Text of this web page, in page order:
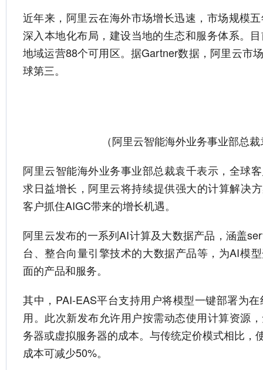
近年来，阿里云在海外市场增长迅速，市场规模
深入本地化布局，建设当地的生态和服务体系。
地域运营88个可用区。据Gartner数据，阿里云市
球第三。
（阿里云智能海外业务事业部总
阿里云智能海外业务事业部总裁袁千表示，全球
求日益增长，阿里云将持续提供强大的计算解决
客户抓住AIGC带来的增长机遇。
阿里云发布的一系列AI计算及大数据产品，涵盖
台、整合向量引擎技术的大数据产品等，为AI模
面的产品和服务。
其中，PAI-EAS平台支持用户将模型一键部署为
用。此次新发布允许用户按需动态使用计算资源
务器或虚拟服务器的成本。与传统定价模式相比，
成本可减少50%。